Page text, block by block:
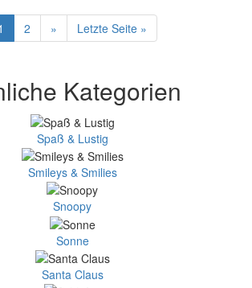
2 » Letzte Seite »
Kategorien
Spaß & Lustig
Smileys & Smilies
Snoopy
Sonne
Santa Claus